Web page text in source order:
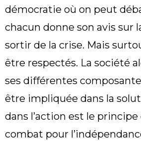
démocratie où on peut
chacun donne son avis sur
sortir de la crise. Mais
être respectés. La société
ses différentes
être impliquée dans la
dans l’action est le principe
combat pour